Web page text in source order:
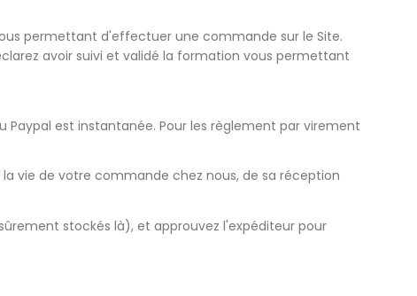
permettant d'effectuer une commande sur le Site.
avoir suivi et validé la formation vous permettant
est instantanée. Pour les règlement par virement
vie de votre commande chez nous, de sa réception
stockés là), et approuvez l'expéditeur pour